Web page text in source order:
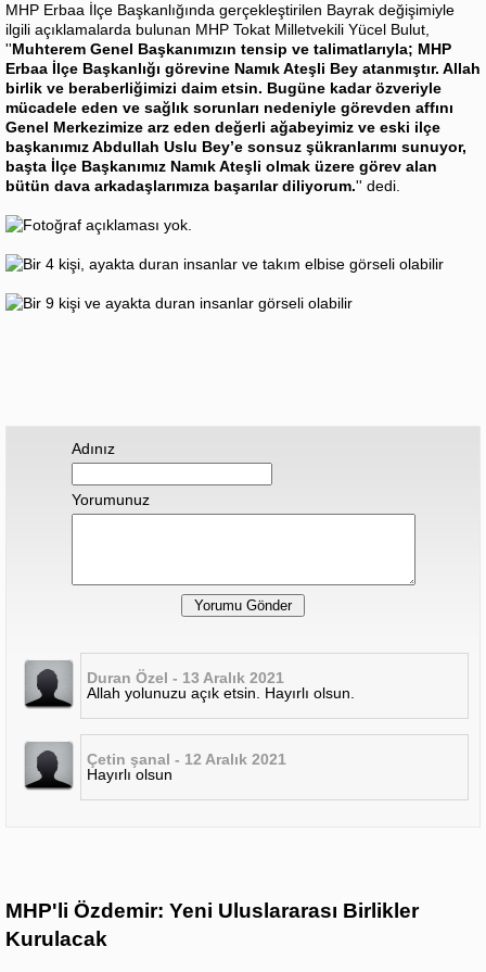
MHP Erbaa İlçe Başkanlığında gerçekleştirilen Bayrak değişimiyle
ilgili açıklamalarda bulunan MHP Tokat Milletvekili Yücel Bulut,
''Muhterem Genel Başkanımızın tensip ve talimatlarıyla; MHP
Erbaa İlçe Başkanlığı görevine Namık Ateşli Bey atanmıştır. Allah
birlik ve beraberliğimizi daim etsin. Bugüne kadar özveriyle
mücadele eden ve sağlık sorunları nedeniyle görevden affını
Genel Merkezimize arz eden değerli ağabeyimiz ve eski ilçe
başkanımız Abdullah Uslu Bey’e sonsuz şükranlarımı sunuyor,
başta İlçe Başkanımız Namık Ateşli olmak üzere görev alan
bütün dava arkadaşlarımıza başarılar diliyorum.'' dedi.
Adınız
Yorumunuz
Duran Özel - 13 Aralık 2021
Allah yolunuzu açık etsin. Hayırlı olsun.
Çetin şanal - 12 Aralık 2021
Hayırlı olsun
MHP'li Özdemir: Yeni Uluslararası Birlikler
Kurulacak